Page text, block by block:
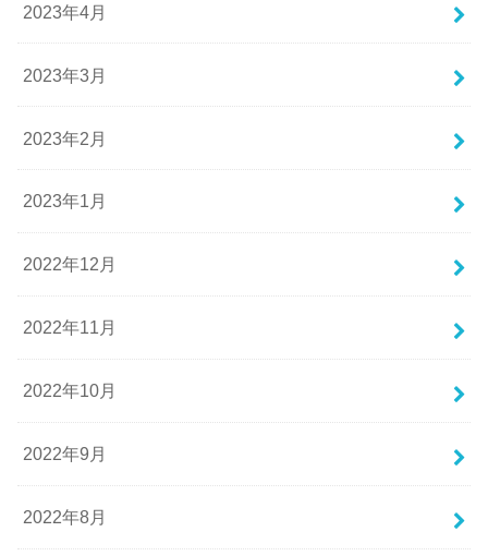
2023年4月
2023年3月
2023年2月
2023年1月
2022年12月
2022年11月
2022年10月
2022年9月
2022年8月